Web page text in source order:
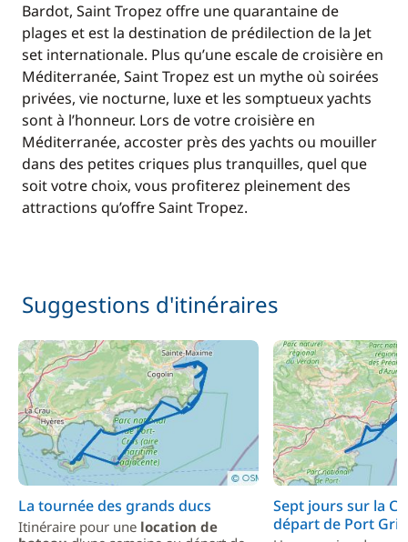
Bardot, Saint Tropez offre une quarantaine de
plages et est la destination de prédilection de la Jet
set internationale. Plus qu’une escale de croisière en
Méditerranée, Saint Tropez est un mythe où soirées
privées, vie nocturne, luxe et les somptueux yachts
sont à l’honneur. Lors de votre croisière en
Méditerranée, accoster près des yachts ou mouiller
dans des petites criques plus tranquilles, quel que
soit votre choix, vous profiterez pleinement des
attractions qu’offre Saint Tropez.
Suggestions d'itinéraires
La tournée des grands ducs
Itinéraire pour une location de
Sept jours sur la
départ de Port